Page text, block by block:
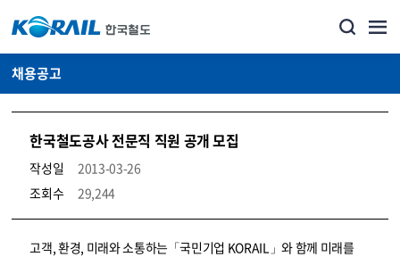
채용공고
한국철도공사 전문직 직원 공개 모집
작성일
2013-03-26
조회수
29,244
코레일소개_경영공시_채용공고 상세보기 – 내용, 파일, 담당자 연락처로 구성
고객, 환경, 미래와 소통하는「국민기업 KORAIL」와 함께 미래를